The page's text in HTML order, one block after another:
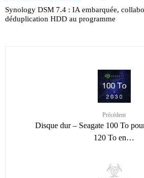
Synology DSM 7.4 : IA embarquée,
déduplication HDD au programme
Précédent
Disque dur – Seagate 100 To
120 To en…